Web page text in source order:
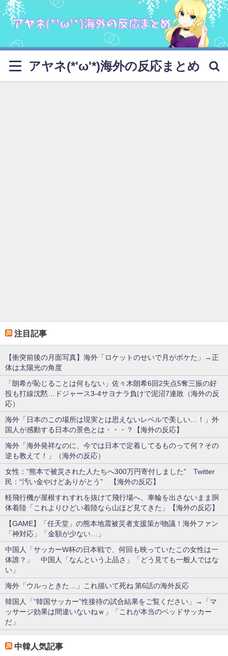
アヤネ(*'ω'*)海外の反応まとめ
注目記事
【衝突前後の月面写真】海外「ロケットのせいで月がボケた」→正
体は太陽光の角度
「朗希が恥じることは何もない」佐々木朗希6回2失点5奪三振の好
投も打線沈黙…ドジャース3-4サヨナラ負けで泥沼7連敗（海外の反
応）
海外「日本のこの場所は現実とは思えないレベルで美しい…！」外
国人が感動する日本の景色とは・・・？【海外の反応】
海外「海外発祥なのに、今では日本で定着してるものって何？その
逆も教えて！」（海外の反応）
女性：“熊本で被災された人たちへ300万円寄付しました” Twitter
民：“汚い金やけどありがとう” 【海外の反応】
軽飛行機が屋根すれすれを抜けて飛行場へ、車輪を出さないまま胴
体着陸「これよりひどい着陸なら山ほど見てきた」【海外の反応】
【GAME】「任天堂」の熊本地震被災者支援策が物議！海外ファン
「神対応」「金額が少ない…」
中国人「サッカーW杯の日本戦で、何回も映っていたこの女性は一
体誰？」 中国人「なんという上品さ」「どう見ても一般人ではな
い」
海外「ウルっときた…」これ描いて死ね 第6話の海外反応
韓国人「“韓国サッカー”性接待の試合結果をご覧ください」→「マ
ッサージ効果は間違いないねｗ」「これが本当のベッドサッカー
だ」
中韓人気記事